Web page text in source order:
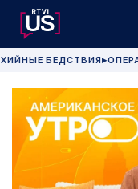
БЕДСТВИЯ▶